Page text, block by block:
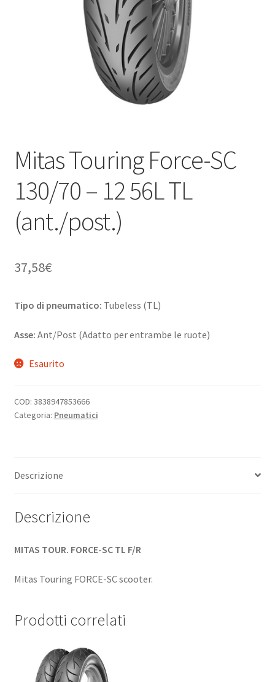
Mitas Touring Force-SC
130/70 – 12 56L TL
(ant./post.)
37,58€
Tipo di pneumatico: Tubeless (TL)
Asse: Ant/Post (Adatto per entrambe le ruote)
Esaurito
COD: 3838947853666
Categoria: Pneumatici
Descrizione
Descrizione
MITAS TOUR. FORCE-SC TL F/R
Mitas Touring FORCE-SC scooter.
Prodotti correlati